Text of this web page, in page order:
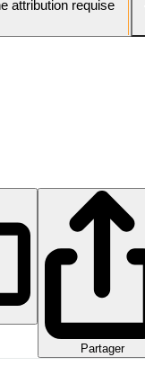
attribution requise
Partager